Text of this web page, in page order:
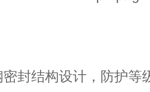
封结构设计，防护等